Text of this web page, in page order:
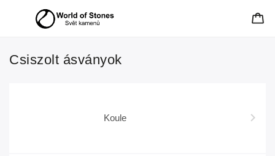
Csiszolt ásványok
Koule